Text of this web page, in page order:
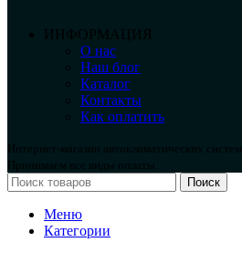
ИНФОРМАЦИЯ
О нас
Наш блог
Каталог
Контакты
Как оплатить
Интернет-магазин автоклиматических систем.
Принимаем все виды оплаты.
Поиск
Меню
Категории